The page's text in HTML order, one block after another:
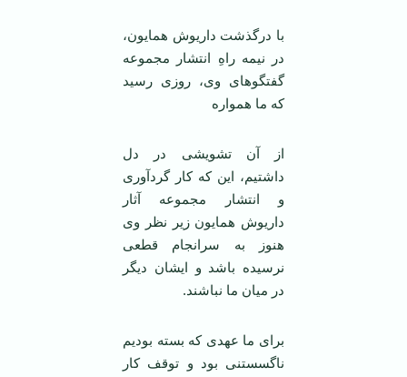
با درگذشت داریوش همایون،
در نیمه راهِ انتشار مجموعه
گفتگوهای وی، روزی رسید
که ما همواره
از آن تشویشی در دل
داشتیم، این که کار گردآوری
و انتشار مجموعه آثار
داریوش همایون زیر نظر وی
هنوز به سرانجام قطعی
نرسیده باشد و ایشان دیگر
در میان ما نباشند.
برای ما عهدی که بسته بودیم
ناگسستنی بود و توقف کار